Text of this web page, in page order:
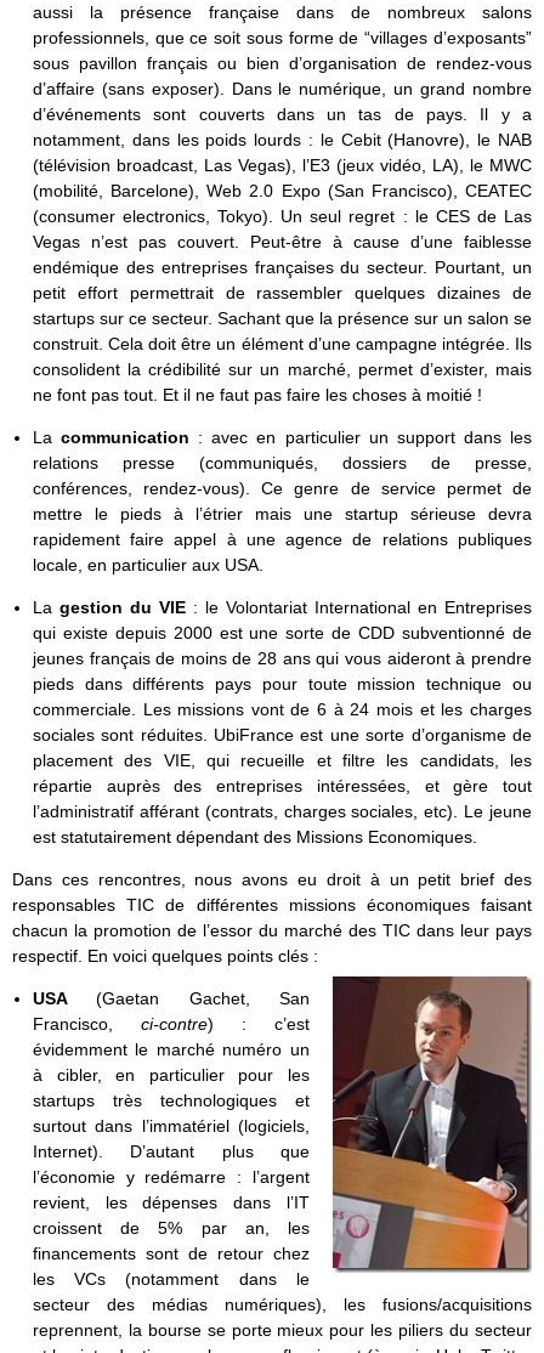
aussi la présence française dans de nombreux salons
professionnels, que ce soit sous forme de “villages d’exposants”
sous pavillon français ou bien d’organisation de rendez-vous
d’affaire (sans exposer). Dans le numérique, un grand nombre
d’événements sont couverts dans un tas de pays. Il y a
notamment, dans les poids lourds : le Cebit (Hanovre), le NAB
(télévision broadcast, Las Vegas), l’E3 (jeux vidéo, LA), le MWC
(mobilité, Barcelone), Web 2.0 Expo (San Francisco), CEATEC
(consumer electronics, Tokyo). Un seul regret : le CES de Las
Vegas n’est pas couvert. Peut-être à cause d’une faiblesse
endémique des entreprises françaises du secteur. Pourtant, un
petit effort permettrait de rassembler quelques dizaines de
startups sur ce secteur. Sachant que la présence sur un salon se
construit. Cela doit être un élément d’une campagne intégrée. Ils
consolident la crédibilité sur un marché, permet d’exister, mais
ne font pas tout. Et il ne faut pas faire les choses à moitié !
Lacommunication : avec en particulier un support dans les
relations presse (communiqués, dossiers de presse,
conférences, rendez-vous). Ce genre de service permet de
mettre le pieds à l’étrier mais une startup sérieuse devra
rapidement faire appel à une agence de relations publiques
locale, en particulier aux USA.
La gestion du VIE: le Volontariat International en Entreprises
qui existe depuis 2000 est une sorte de CDD subventionné de
jeunes français de moins de 28 ans qui vous aideront à prendre
pieds dans différents pays pour toute mission technique ou
commerciale. Les missions vont de 6 à 24 mois et les charges
sociales sont réduites. UbiFrance est une sorte d’organisme de
placement des VIE, qui recueille et filtre les candidats, les
répartie auprès des entreprises intéressées, et gère tout
l’administratif afférant (contrats, charges sociales, etc). Le jeune
est statutairement dépendant des Missions Economiques.
Dans ces rencontres, nous avons eu droit à un petit brief des
responsables TIC de différentes missions économiques faisant
chacun la promotion de l’essor du marché des TIC dans leur pays
respectif. En voici quelques points clés :
USA(Gaetan Gachet, San
Francisco, ci-contre) : c’est
évidemment le marché numéro un
à cibler, en particulier pour les
startups très technologiques et
surtout dans l’immatériel (logiciels,
Internet). D’autant plus que
l’économie y redémarre : l’argent
revient, les dépenses dans l’IT
croissent de 5% par an, les
financements sont de retour chez
les VCs (notamment dans le
secteur des médias numériques), les fusions/acquisitions
reprennent, la bourse se porte mieux pour les piliers du secteur